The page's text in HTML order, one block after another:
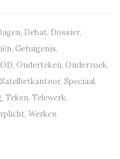
, Debat, Dossier,
, Getuigenis,
, Onderteken, Onderzoek,
Satellietkantoor, Speciaal,
, Teken, Telewerk,
, Werken